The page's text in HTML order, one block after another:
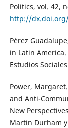
Politics, vol. 42,
http://dx.doi.org/
Pérez
in Latin
Estudios
Power,
and Anti-
New
Martin Durham